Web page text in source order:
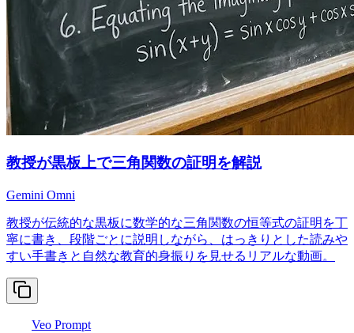
教授が黒板上で三角関数の証明を解説
Gemini Omni
教授が伝統的な黒板に数学的な三角関数の恒等式の証明を丁
寧に書き、段階ごとに説明しながら、はっきりとした読みや
すい手書きと自然な教育的身振りを見せるリアルな動画。
Veo Prompt